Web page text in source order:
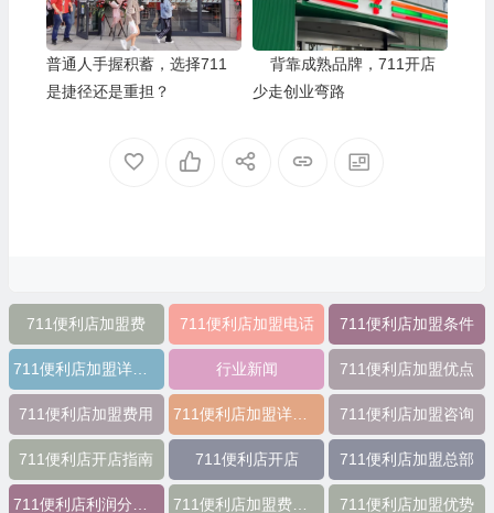
普通人手握积蓄，选择711
是捷径还是重担？
背靠成熟品牌，711开店
少走创业弯路
711便利店加盟费 711便利店加盟电话 711便利店加盟条件
711便利店加盟详细表 行业新闻 711便利店加盟优点
711便利店加盟费用 711便利店加盟详情表 711便利店加盟咨询
711便利店开店指南 711便利店开店 711便利店加盟总部
711便利店利润分成模式 711便利店加盟费用明细 711便利店加盟优势